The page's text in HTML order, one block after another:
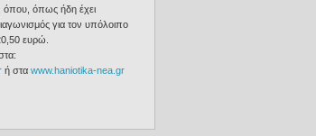
όπου, όπως ήδη έχει
για τον υπόλοιπο
ευρώ.
ή στα www.haniotika-nea.gr